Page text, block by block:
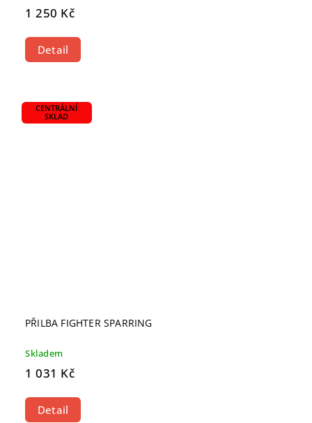
1 250 Kč
Detail
CENTRÁLNÍ
SKLAD
PŘILBA FIGHTER SPARRING
Skladem
1 031 Kč
Detail